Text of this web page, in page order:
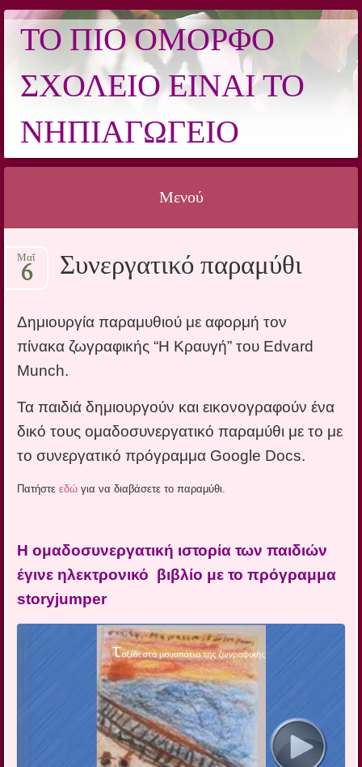
ΤΟ ΠΙΟ ΌΜΟΡΦΟ
ΣΧΟΛΕΊΟ ΕΊΝΑΙ ΤΟ
ΝΗΠΙΑΓΩΓΕΊΟ
Μενού
Συνεργατικό παραμύθι
Μαΐ
6
Δημιουργία παραμυθιού με αφορμή τον
πίνακα ζωγραφικής “Η Κραυγή” του Edvard
Munch.
Τα παιδιά δημιουργούν και εικονογραφούν ένα
δικό τους ομαδοσυνεργατικό παραμύθι με το με
το συνεργατικό πρόγραμμα Google Docs.
Πατήστεεδώ για να διαβάσετε το παραμύθι.
Η ομαδοσυνεργατική ιστορία των παιδιών
έγινε ηλεκτρονικό βιβλίο με το πρόγραμμα
storyjumper